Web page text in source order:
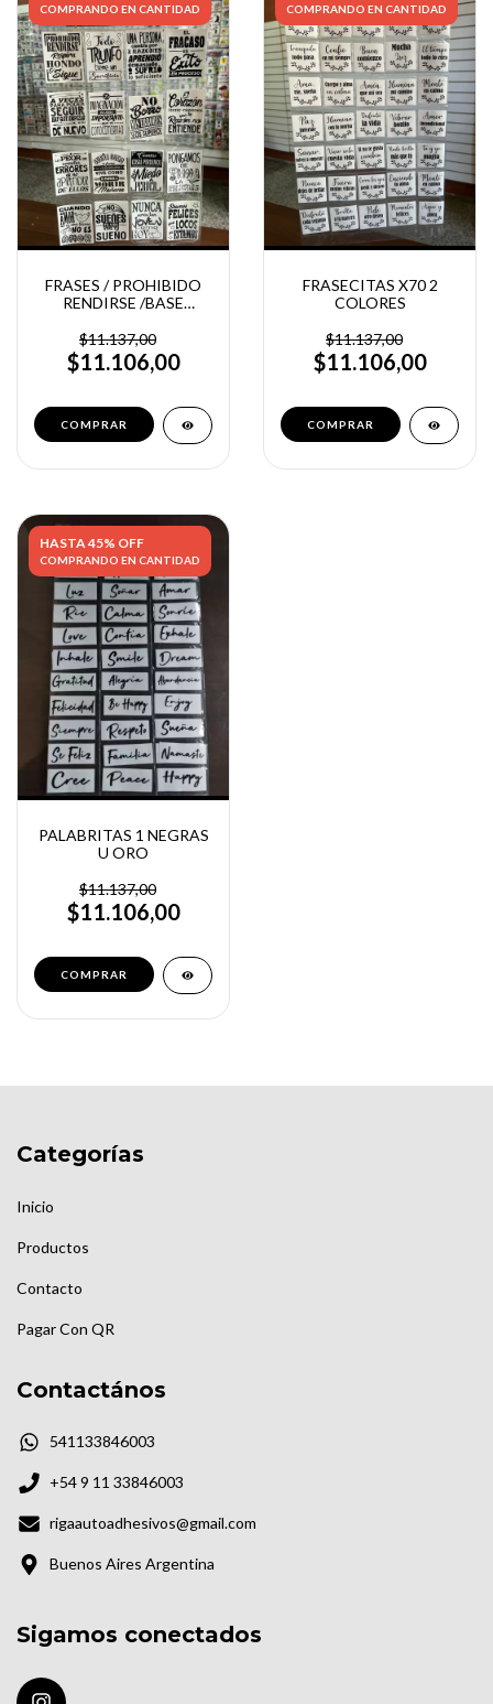
COMPRANDO EN CANTIDAD
FRASES / PROHIBIDO
RENDIRSE /BASE
$11.137,00
$11.106,00
COMPRANDO EN CANTIDAD
FRASECITAS X70 2
COLORES
$11.137,00
$11.106,00
COMPRAR
HASTA 45% OFF
COMPRANDO EN CANTIDAD
PALABRITAS 1 NEGRAS
U ORO
$11.137,00
$11.106,00
COMPRAR
Categorías
Inicio
Productos
Contacto
Pagar Con QR
Contactános
541133846003
+54 9 11 33846003
rigaautoadhesivos@gmail.com
Buenos Aires Argentina
Sigamos conectados